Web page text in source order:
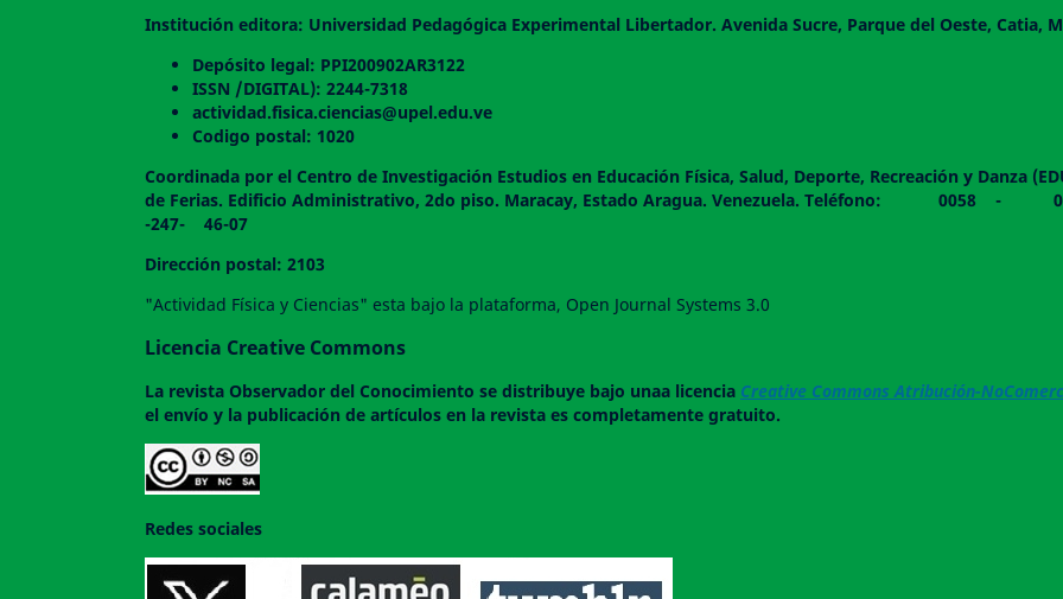
Institución editora: Universidad Pedagógica Experimental Libertador. Avenida Sucre, Parque del Oeste, Catia,
Depósito legal: PPI200902AR3122
ISSN /DIGITAL): 2244-7318
actividad.fisica.ciencias@upel.edu.ve
Codigo postal: 1020
Coordinada por el Centro de Investigación Estudios en Educación Física, Salud, Deporte, Recreación y Danza
de Ferias. Edificio Administrativo, 2do piso. Maracay, Estado Aragua. Venezuela. Teléfono:
-247- 46-07
Dirección postal: 2103
"Actividad Física y Ciencias" esta bajo la plataforma, Open Journal Systems 3.0
Licencia Creative Commons
La revista Observador del Conocimiento se distribuye bajo unaa licencia Creative Commons Atribución-
el envío y la publicación de artículos en la revista es completamente gratuito.
Redes sociales